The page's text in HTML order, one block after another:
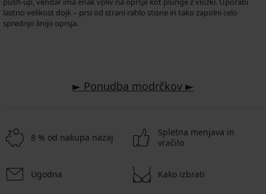
lastno velikost dojk – prsi od strani rahlo stisne in tako zapolni celo
sprednjo linijo oprsja.
► Ponudba modrčkov ►
8 % od nakupa nazaj
Spletna menjava in
vračilo
Ugodna Kako izbrati